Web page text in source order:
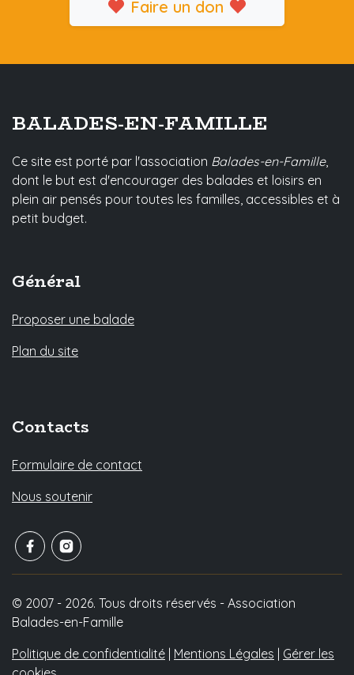
Faire un don
BALADES-EN-FAMILLE
Ce site est porté par l'association Balades-en-Famille,
dont le but est d'encourager des balades et loisirs en
plein air pensés pour toutes les familles, accessibles et à
petit budget.
Général
Proposer une balade
Plan du site
Contacts
Formulaire de contact
Nous soutenir
© 2007 - 2026. Tous droits réservés - Association
Balades-en-Famille
Politique de confidentialité | Mentions Légales | Gérer les